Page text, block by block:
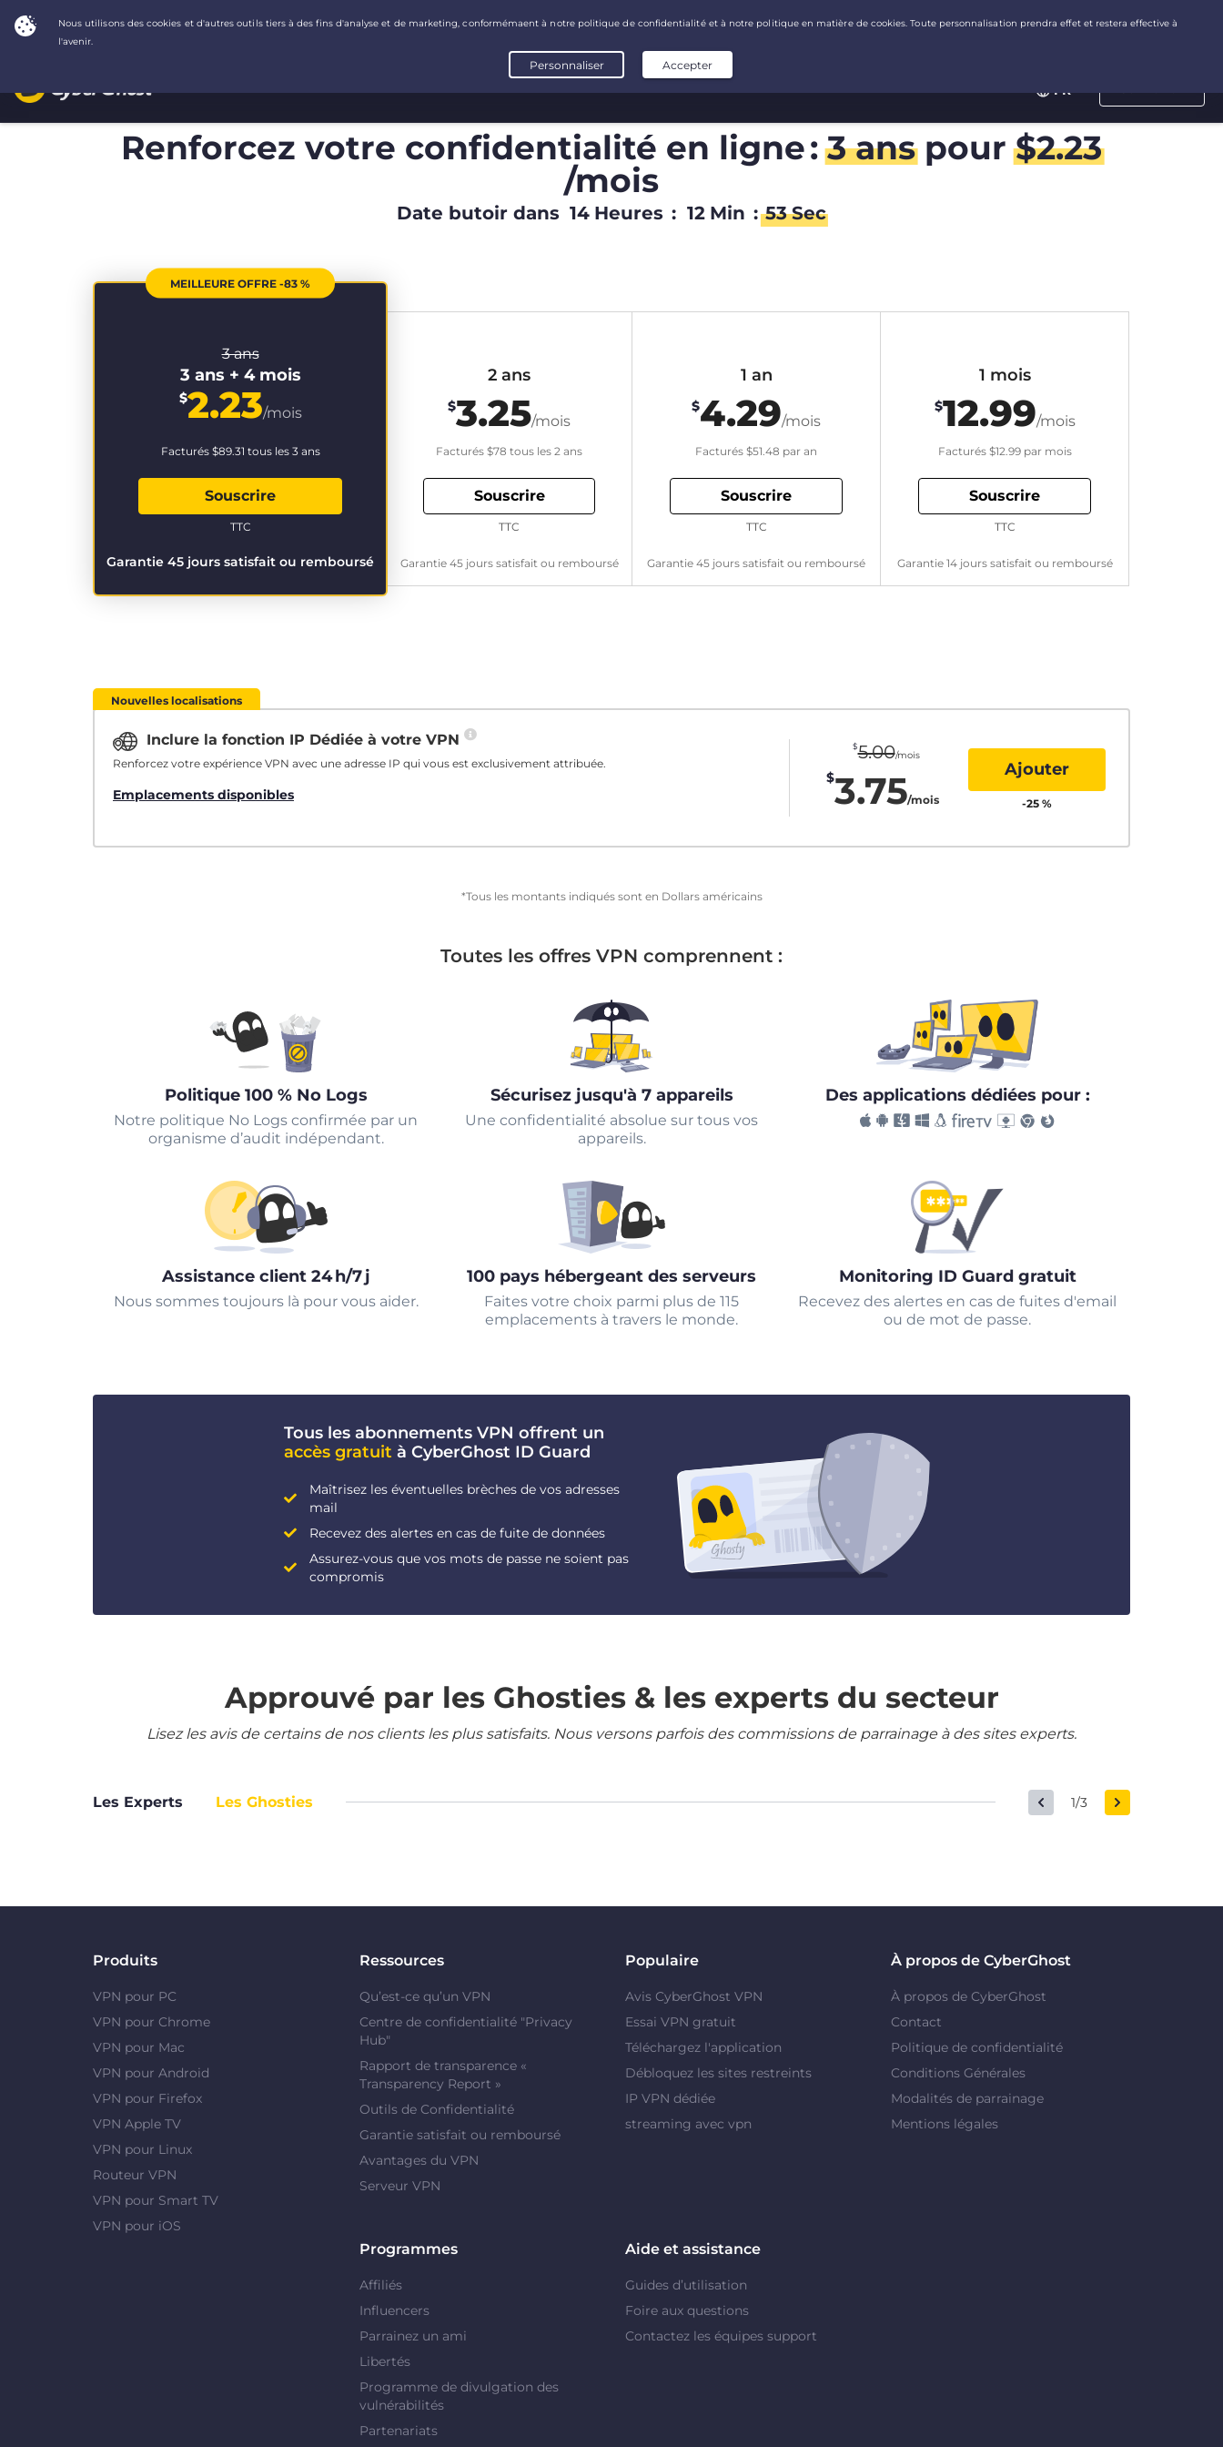
FR
Renforcez votre confidentialité en ligne :3 anspour$2.23
/mois
Date butoir dans 14 Heures : 12 Min : 52 Sec
MEILLEURE OFFRE -83 %
3 ans
3 ans + 4 mois
$2.23/mois
Facturés $89.31 tous les 3 ans
Souscrire
Garantie 45 jours satisfait ou remboursé
TTC
2 ans
$3.25/mois
Facturés$78 tous les 2 ans
Souscrire
Garantie 45 jours satisfait ou remboursé
TTC
1 an
$4.29/mois
Facturés $51.48 par an
Souscrire
Garantie 45 jours satisfait ou remboursé
TTC
1 mois
$12.99/mois
Facturés $12.99par mois
Souscrire
Garantie 14 jours satisfait ou remboursé
TTC
Nouvelles localisations
Inclure la fonction IP Dédiée à votre VPN
Renforcez votre expérience VPN avec une adresse IP qui vous est exclusivement attribuée.
Emplacements disponibles
$5.00/mois
$3.75/mois
Ajouter
-25 %
*Tous les montants indiqués sont en Dollars américains
Toutes les offres VPN comprennent :
Politique 100 % No Logs
Notre politique No Logs confirmée par un
organisme d’audit indépendant.
Sécurisez jusqu'à 7 appareils
Une confidentialité absolue sur tous vos
appareils.
Des applications dédiées pour :
Assistance client 24 h/7 j
Nous sommes toujours là pour vous aider.
100 pays hébergeant des serveurs
Faites votre choix parmi plus de 115
emplacements à travers le monde.
Monitoring ID Guard gratuit
Recevez des alertes en cas de fuites d'email
ou de mot de passe.
Tous les abonnements VPN offrent un
accès gratuit à CyberGhost ID Guard
Maîtrisez les éventuelles brèches de vos adresses
mail
Recevez des alertes en cas de fuite de données
Assurez-vous que vos mots de passe ne soient pas
compromis
Approuvé par les Ghosties & les experts du secteur
Lisez les avis de certains de nos clients les plus satisfaits. Nous versons parfois des commissions de parrainage à des sites experts.
Les Experts Les Ghosties 1/3
Produits
VPN pour PC
VPN pour Chrome
VPN pour Mac
VPN pour Android
VPN pour Firefox
VPN Apple TV
VPN pour Linux
Routeur VPN
VPN pour Smart TV
VPN pour iOS
Ressources
Qu’est-ce qu’un VPN
Centre de confidentialité "Privacy
Hub"
Rapport de transparence «
Transparency Report »
Outils de Confidentialité
Garantie satisfait ou remboursé
Avantages du VPN
Serveur VPN
Populaire
Avis CyberGhost VPN
Essai VPN gratuit
Téléchargez l'application
Débloquez les sites restreints
IP VPN dédiée
streaming avec vpn
À propos de CyberGhost
À propos de CyberGhost
Contact
Politique de confidentialité
Conditions Générales
Modalités de parrainage
Mentions légales
Programmes
Affiliés
Influencers
Parrainez un ami
Libertés
Programme de divulgation des
vulnérabilités
Partenariats
Aide et assistance
Guides d’utilisation
Foire aux questions
Contactez les équipes support